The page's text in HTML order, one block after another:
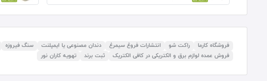
فروشگاه کارما راکت شو انتشارات فروغ سیمرغ دندان مصنوعی یا ایمپلنت سنگ فیروزه
فروش عمده لوازم برق و الکتریکی در کافی الکتریک
ثبت برند تهویه کاران نور